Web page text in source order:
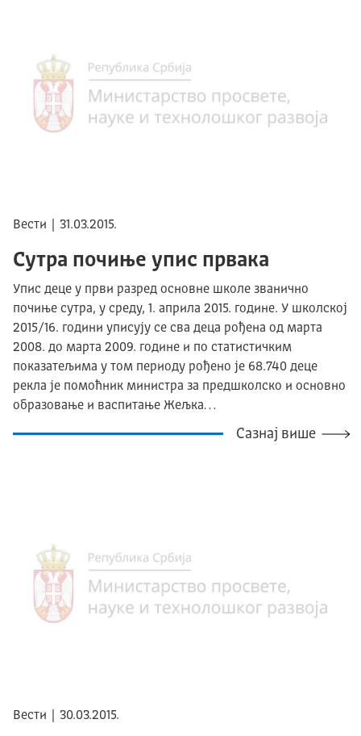
Вести | 31.03.2015.
Сутра почиње упис првака
Упис деце у први разред основне школе званично
почиње сутра, у среду, 1. априла 2015. године. У школској
2015/16. години уписују се сва деца рођена од марта
2008. до марта 2009. године и по статистичким
показатељима у том периоду рођено је 68.740 деце
рекла је помоћник министра за предшколско и основно
образовање и васпитање Жељка…
Сазнај више
Вести | 30.03.2015.